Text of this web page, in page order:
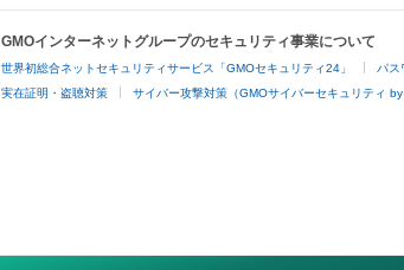
GMOインターネットグループのセキュリティ事業について
世界初総合ネットセキュリティサービス「GMOセキュリティ24」 パス
実在証明・盗聴対策 サイバー攻撃対策（GMOサイバーセキュリティ by